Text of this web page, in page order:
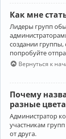
Как мне
Лидеры групп
создании группы,
попробуйте
Вернуться к
Почему
разные
Администратор
участникам
от друга.